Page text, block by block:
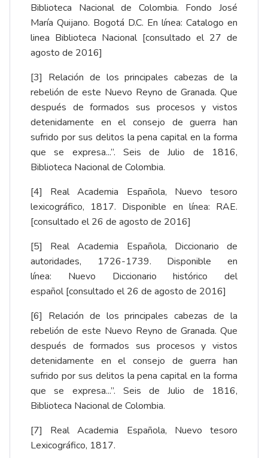
Biblioteca Nacional de Colombia. Fondo José
María Quijano. Bogotá D.C. En línea: Catalogo en
linea Biblioteca Nacional[consultado el 27 de
agosto de 2016]
[3] Relación de los principales cabezas de la
rebelión de este Nuevo Reyno de Granada. Que
después de formados sus procesos y vistos
detenidamente en el consejo de guerra han
sufrido por sus delitos la pena capital en la forma
que se expresa...”. Seis de Julio de 1816,
Biblioteca Nacional de Colombia.
[4] Real Academia Española, Nuevo tesoro
lexicográfico, 1817. Disponible en línea: RAE.
[consultado el 26 de agosto de 2016]
[5] Real Academia Española, Diccionario de
autoridades, 1726-1739. Disponible en
línea: Nuevo Diccionario histórico del
español[consultado el 26 de agosto de 2016]
[6] Relación de los principales cabezas de la
rebelión de este Nuevo Reyno de Granada. Que
después de formados sus procesos y vistos
detenidamente en el consejo de guerra han
sufrido por sus delitos la pena capital en la forma
que se expresa...”. Seis de Julio de 1816,
Biblioteca Nacional de Colombia.
[7] Real Academia Española, Nuevo tesoro
Lexicográfico, 1817.